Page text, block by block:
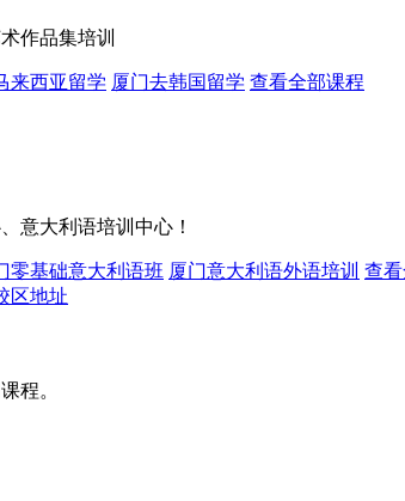
作品集培训
来西亚留学 厦门去韩国留学 查看全部课程
意大利语培训中心！
零基础意大利语班 厦门意大利语外语培训 查
区地址
程。